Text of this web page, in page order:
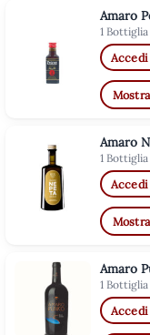
Amaro
1 Bottiglia
Amaro
1 Bottiglia
Amaro
1 Bottiglia